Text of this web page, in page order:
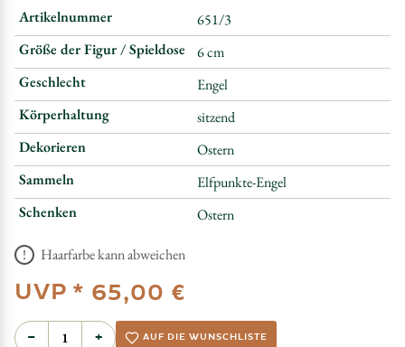
Artikelnummer
651/3
Größe der Figur / Spieldose
6 cm
Geschlecht
Engel
Körperhaltung
sitzend
Dekorieren
Ostern
Sammeln
Elfpunkte-Engel
Schenken
Ostern
Haarfarbe kann abweichen
UVP * 65,00 €
− + AUF DIE WUNSCHLISTE